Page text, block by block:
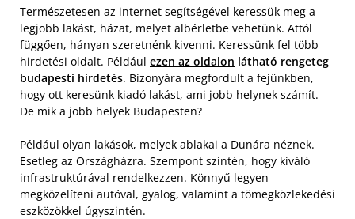
Természetesen az internet segítségével keressük meg a
legjobb lakást, házat, melyet albérletbe vehetünk. Attól
függően, hányan szeretnénk kivenni. Keressünk fel több
hirdetési oldalt. Például ezen az oldalon látható rengeteg
budapesti hirdetés. Bizonyára megfordult a fejünkben,
hogy ott keresünk kiadó lakást, ami jobb helynek számít.
De mik a jobb helyek Budapesten?
Például olyan lakások, melyek ablakai a Dunára néznek.
Esetleg az Országházra. Szempont szintén, hogy kiváló
infrastruktúrával rendelkezzen. Könnyű legyen
megközelíteni autóval, gyalog, valamint a tömegközlekedési
eszközökkel úgyszintén.